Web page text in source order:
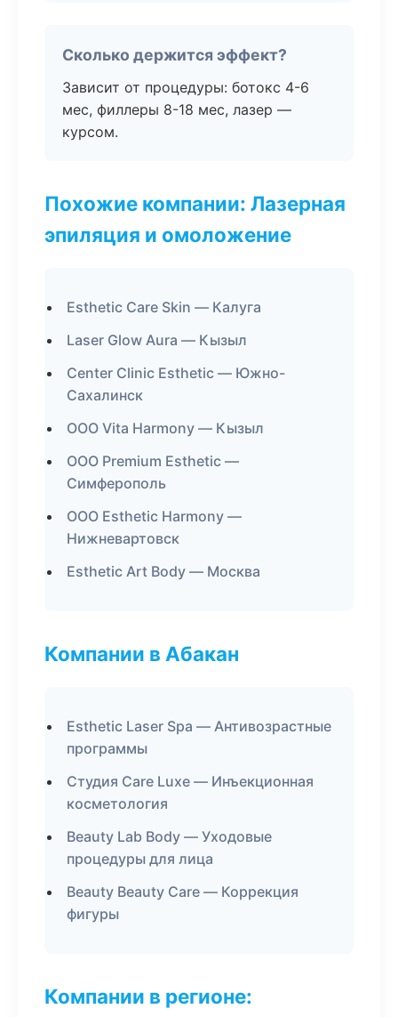
Сколько держится эффект?
Зависит от процедуры: ботокс 4-6
мес, филлеры 8-18 мес, лазер —
курсом.
Похожие компании: Лазерная
эпиляция и омоложение
Esthetic Care Skin — Калуга
Laser Glow Aura — Кызыл
Center Clinic Esthetic — Южно-
Сахалинск
ООО Vita Harmony — Кызыл
ООО Premium Esthetic —
Симферополь
ООО Esthetic Harmony —
Нижневартовск
Esthetic Art Body — Москва
Компании в Абакан
Esthetic Laser Spa — Антивозрастные
программы
Студия Care Luxe — Инъекционная
косметология
Beauty Lab Body — Уходовые
процедуры для лица
Beauty Beauty Care — Коррекция
фигуры
Компании в регионе: